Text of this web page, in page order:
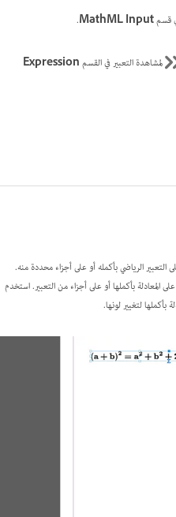
MathML Input
.
لمشاهدة التعبير في القسمExpression
التعبير الرياضي بأكمله أو على أجزاء محددة منه.
بأكملها أو على أجزاء من التعبير. استخدم
بأكملها لتغيير لونها.